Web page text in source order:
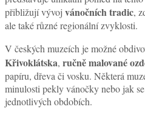
přibližují vývoj vánočních tradic,
ale také různé regionální zvyklosti.
V českých muzeích je možné
Křivoklátska, ručně malované
papíru, dřeva či vosku. Některá
minulosti pekly vánočky nebo jak
jednotlivých obdobích.